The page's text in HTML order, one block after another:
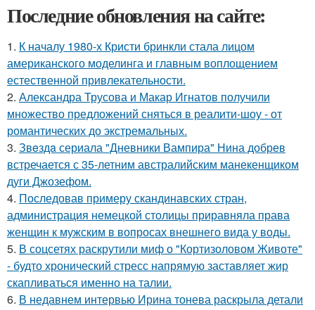
Последние обновления на сайте:
1. К началу 1980-х Кристи бринкли стала лицом
американского моделинга и главным воплощением
естественной привлекательности.
2. Александра Трусова и Макар Игнатов получили
множество предложений сняться в реалити-шоу - от
романтических до экстремальных.
3. Звeздa сериала "Дневники Вампира" Нина добрев
встречается с 35-летним австралийским манекенщиком
дуги Джозефом.
4. Последовав примеру скандинавских стран,
администрация немецкой столицы приравняла права
женщин к мужским в вопросах внешнего вида у воды.
5. В соцсетях раскрутили миф о "Кортизоловом Животе"
- будто хронический стресс напрямую заставляет жир
скапливаться именно на талии.
6. В недавнем интервью Ирина тонева раскрыла детали